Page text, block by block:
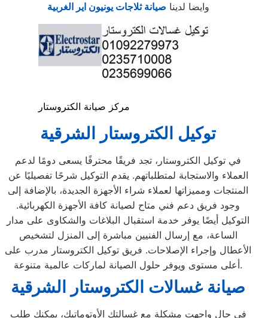
وايضا لدينا صيانة ثلاجات يونيون اير الغربية
مركز صيانة الكتروستار
توكيل الكتروستار الشرقية
في توكيل الكتروستار، تجد فريقًا محترفًا يسعى دومًا لدعم
العملاء والاستجابة لمتطلباتهم. يقدم التوكيل شرحًا تفصيليًا عن
المنتجات ومميزاتها لعملاء شراء الأجهزة الجديدة، بالإضافة إلى
وجود فريق دعم فني متاح لصيانة كافة الأجهزة الكهربائية.
التوكيل أيضًا يوفر خدمة استقبال البلاغات والشكاوى على مدار
الساعة، مع إرسال الفنيين مباشرة إلى المنزل لتشخيص
الأعطال وإجراء الإصلاحات. فريق توكيل الكتروستار مدرب على
أعلى مستوى ويوفر حلول الصيانة لماركات عالمية متنوعة.
صيانة غسالات الكتروستار الشرقية
في حال واجهتِ مشكلة مع غسالتك الأوتوماتيك، يمكنكِ طلب